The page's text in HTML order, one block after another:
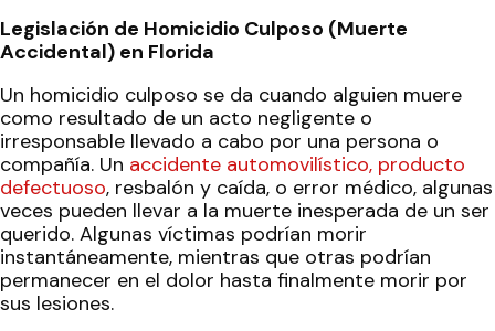
Legislación de Homicidio Culposo (Muerte
Accidental) en Florida
Un homicidio culposo se da cuando alguien muere
como resultado de un acto negligente o
irresponsable llevado a cabo por una persona o
compañía. Un accidente automovilístico, producto
defectuoso, resbalón y caída, o error médico, algunas
veces pueden llevar a la muerte inesperada de un ser
querido. Algunas víctimas podrían morir
instantáneamente, mientras que otras podrían
permanecer en el dolor hasta finalmente morir por
sus lesiones.